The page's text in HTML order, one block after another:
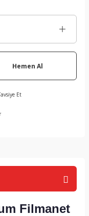
Hemen Al
Et
Filmanet